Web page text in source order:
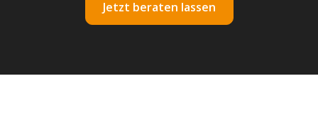
Jetzt beraten lassen